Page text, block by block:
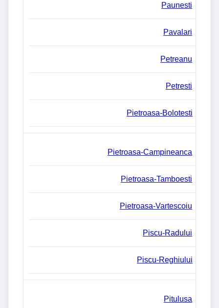
Paunesti
Pavalari
Petreanu
Petresti
Pietroasa-Bolotesti
Pietroasa-Campineanca
Pietroasa-Tamboesti
Pietroasa-Vartescoiu
Piscu-Radului
Piscu-Reghiului
Pitulusa